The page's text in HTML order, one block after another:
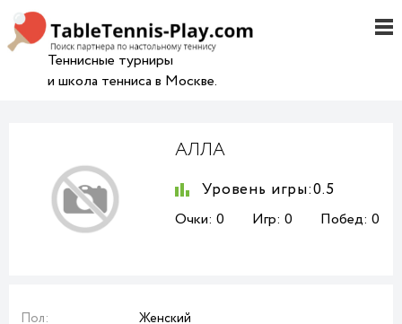
Теннисные турниры
и школа тенниса в Москве.
АЛЛА
Уровень игры:0.5
Очки: 0 Игр: 0 Побед: 0
Пол: Женский